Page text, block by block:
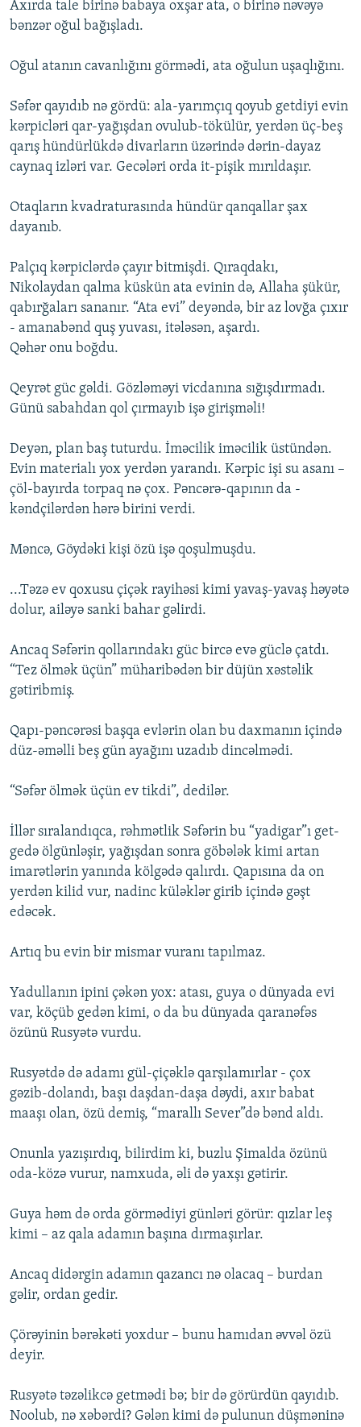
Axırda tale birinə babaya oxşar ata, o birinə nəvəyə
bənzər oğul bağışladı.
Oğul atanın cavanlığını görmədi, ata oğulun uşaqlığını.
Səfər qayıdıb nə gördü: ala-yarımçıq qoyub getdiyi evin
kərpicləri qar-yağışdan ovulub-tökülür, yerdən üç-beş
qarış hündürlükdə divarların üzərində dərin-dayaz
caynaq izləri var. Gecələri orda it-pişik mırıldaşır.
Otaqların kvadraturasında hündür qanqallar şax
dayanıb.
Palçıq kərpiclərdə çayır bitmişdi. Qıraqdakı,
Nikolaydan qalma küskün ata evinin də, Allaha şükür,
qabırğaları sananır. “Ata evi” deyəndə, bir az lovğa çıxır
- amanabənd quş yuvası, itələsən, aşardı.
Qəhər onu boğdu.
Qeyrət güc gəldi. Gözləməyi vicdanına sığışdırmadı.
Günü sabahdan qol çırmayıb işə girişməli!
Deyən, plan baş tuturdu. İməcilik iməcilik üstündən.
Evin materialı yox yerdən yarandı. Kərpic işi su asanı –
çöl-bayırda torpaq nə çox. Pəncərə-qapının da -
kəndçilərdən hərə birini verdi.
Məncə, Göydəki kişi özü işə qoşulmuşdu.
...Təzə ev qoxusu çiçək rayihəsi kimi yavaş-yavaş həyətə
dolur, ailəyə sanki bahar gəlirdi.
Ancaq Səfərin qollarındakı güc bircə evə güclə çatdı.
“Tez ölmək üçün” müharibədən bir düjün xəstəlik
gətiribmiş.
Qapı-pəncərəsi başqa evlərin olan bu daxmanın içində
düz-əməlli beş gün ayağını uzadıb dincəlmədi.
“Səfər ölmək üçün ev tikdi”, dedilər.
İllər sıralandıqca, rəhmətlik Səfərin bu “yadigar”ı get-
gedə ölgünləşir, yağışdan sonra göbələk kimi artan
imarətlərin yanında kölgədə qalırdı. Qapısına da on
yerdən kilid vur, nadinc küləklər girib içində gəşt
edəcək.
Artıq bu evin bir mismar vuranı tapılmaz.
Yadullanın ipini çəkən yox: atası, guya o dünyada evi
var, köçüb gedən kimi, o da bu dünyada qaranəfəs
özünü Rusyətə vurdu.
Rusyətdə də adamı gül-çiçəklə qarşılamırlar - çox
gəzib-dolandı, başı daşdan-daşa dəydi, axır babat
maaşı olan, özü demiş, “marallı Sever”də bənd aldı.
Onunla yazışırdıq, bilirdim ki, buzlu Şimalda özünü
oda-közə vurur, namxuda, əli də yaxşı gətirir.
Guya həm də orda görmədiyi günləri görür: qızlar leş
kimi – az qala adamın başına dırmaşırlar.
Ancaq didərgin adamın qazancı nə olacaq – burdan
gəlir, ordan gedir.
Çörəyinin bərəkəti yoxdur – bunu hamıdan əvvəl özü
deyir.
Rusyətə təzəlikcə getmədi bə; bir də görürdün qayıdıb.
Noolub, nə xəbərdi? Gələn kimi də pulunun düşməninə